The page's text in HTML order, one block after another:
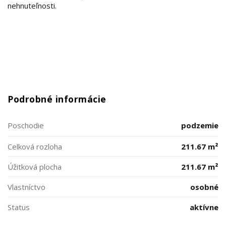
nehnuteľnosti.
Podrobné informácie
Poschodie podzemie
Celková rozloha
211.67 m²
Úžitková plocha
211.67 m²
Vlastníctvo
osobné
Status
aktívne